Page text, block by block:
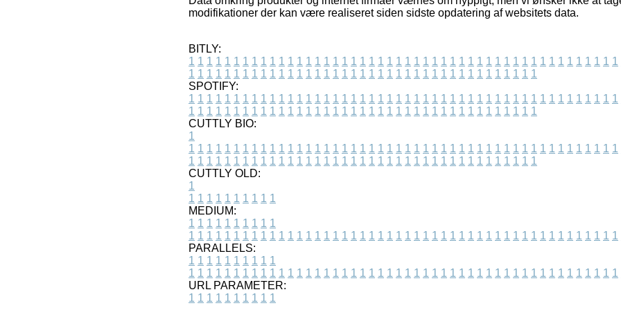
modifikationer der kan være realiseret siden sidste opdatering af websitets data.
BITLY:
1 1 1 1 1 1 1 1 1 1 1 1 1 1 1 1 1 1 1 1 1 1 1 1 1 1 1 1 1 1 1 1 1 1 1 1 1 1 1 1 1 1 1 1 1 1 1 1
1 1 1 1 1 1 1 1 1 1 1 1 1 1 1 1 1 1 1 1 1 1 1 1 1 1 1 1 1 1 1 1 1 1 1 1 1 1 1
SPOTIFY:
1 1 1 1 1 1 1 1 1 1 1 1 1 1 1 1 1 1 1 1 1 1 1 1 1 1 1 1 1 1 1 1 1 1 1 1 1 1 1 1 1 1 1 1 1 1 1 1
1 1 1 1 1 1 1 1 1 1 1 1 1 1 1 1 1 1 1 1 1 1 1 1 1 1 1 1 1 1 1 1 1 1 1 1 1 1 1
CUTTLY BIO:
1
1 1 1 1 1 1 1 1 1 1 1 1 1 1 1 1 1 1 1 1 1 1 1 1 1 1 1 1 1 1 1 1 1 1 1 1 1 1 1 1 1 1 1 1 1 1 1 1
1 1 1 1 1 1 1 1 1 1 1 1 1 1 1 1 1 1 1 1 1 1 1 1 1 1 1 1 1 1 1 1 1 1 1 1 1 1 1
CUTTLY OLD:
1
1 1 1 1 1 1 1 1 1 1
MEDIUM:
1 1 1 1 1 1 1 1 1 1
1 1 1 1 1 1 1 1 1 1 1 1 1 1 1 1 1 1 1 1 1 1 1 1 1 1 1 1 1 1 1 1 1 1 1 1 1 1 1 1 1 1 1 1 1 1 1 1
PARALLELS:
1 1 1 1 1 1 1 1 1 1
1 1 1 1 1 1 1 1 1 1 1 1 1 1 1 1 1 1 1 1 1 1 1 1 1 1 1 1 1 1 1 1 1 1 1 1 1 1 1 1 1 1 1 1 1 1 1 1
URL PARAMETER:
1 1 1 1 1 1 1 1 1 1